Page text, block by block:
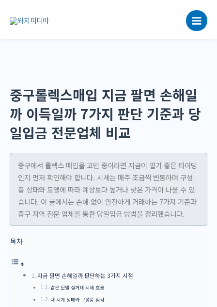
로
중구롤렉스매입 지금 팔면 손해일
까 이득일까 7가지 판단 기준과 당
일입금 전문업체 비교
중구에서 롤렉스 매입을 고민 중이라면 지금이 팔기 좋은 타이밍
인지 먼저 확인해야 합니다. 시세는 매주 조금씩 변동하며 구성
품 상태와 모델에 따라 예상보다 높거나 낮은 가격이 나올 수 있
습니다. 이 글에서는 손해 없이 안전하게 거래하는 7가지 기준과
중구 지역 전문 업체를 통한 당일입금 방법을 정리했습니다.
목차
지금 팔면 손해일까 판단하는 3가지 시점
같은 모델 실거래 시세 흐름
내 시계 상태와 구성품 점검